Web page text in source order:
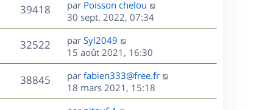
e
s
n
i
e
r
m
e
s
s
a
39418V
u
e
D
e
r
n
i
e
r
m
e
par Poisson chelou
30 sept. 2022, 07:34
32522V
u
D
e
r
n
i
e
par Syl2049
15 août 2021, 16:30
38845V
u
D
e
r
par fabien333@free.fr
18 mars 2021, 15:18